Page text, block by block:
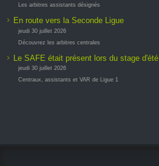
Les arbitres assistants désignés
En route vers la Seconde Ligue
jeudi 30 juillet 2026
Découvrez les arbitres centrales
Le SAFE était présent lors du stage d'été
jeudi 30 juillet 2026
Centraux, assistants et VAR de Ligue 1